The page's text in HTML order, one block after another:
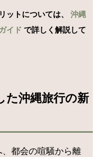
ットについては、 沖縄
イド で詳しく解説して
た沖縄旅行の新
都会の喧騒から離